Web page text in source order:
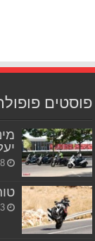
פוסטים
18
13